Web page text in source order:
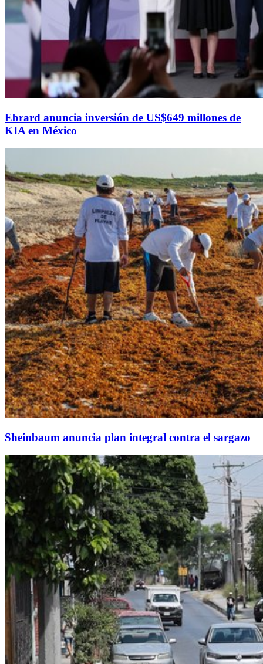
Ebrard anuncia inversión de US$649 millones de
KIA en México
Sheinbaum anuncia plan integral contra el sargazo